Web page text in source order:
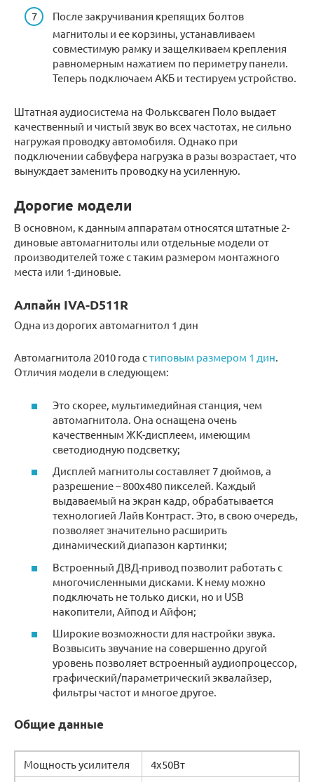
После закручивания крепящих болтов
магнитолы и ее корзины, устанавливаем
совместимую рамку и защелкиваем крепления
равномерным нажатием по периметру панели.
Теперь подключаем АКБ и тестируем устройство.
Штатная аудиосистема на Фольксваген Поло выдает
качественный и чистый звук во всех частотах, не сильно
нагружая проводку автомобиля. Однако при
подключении сабвуфера нагрузка в разы возрастает, что
вынуждает заменить проводку на усиленную.
Дорогие модели
В основном, к данным аппаратам относятся штатные 2-
диновые автомагнитолы или отдельные модели от
производителей тоже с таким размером монтажного
места или 1-диновые.
Алпайн IVA-D511R
Одна из дорогих автомагнитол 1 дин
Автомагнитола 2010 года стиповым размером 1 дин.
Отличия модели в следующем:
Это скорее, мультимедийная станция, чем
автомагнитола. Она оснащена очень
качественным ЖК-дисплеем, имеющим
светодиодную подсветку;
Дисплей магнитолы составляет 7 дюймов, а
разрешение – 800х480 пикселей. Каждый
выдаваемый на экран кадр, обрабатывается
технологией Лайв Контраст. Это, в свою очередь,
позволяет значительно расширить
динамический диапазон картинки;
Встроенный ДВД-привод позволит работать с
многочисленными дисками. К нему можно
подключать не только диски, но и USB
накопители, Айпод и Айфон;
Широкие возможности для настройки звука.
Возвысить звучание на совершенно другой
уровень позволяет встроенный аудиопроцессор,
графический/параметрический эквалайзер,
фильтры частот и многое другое.
Общие данные
Мощность усилителя 4х50Вт